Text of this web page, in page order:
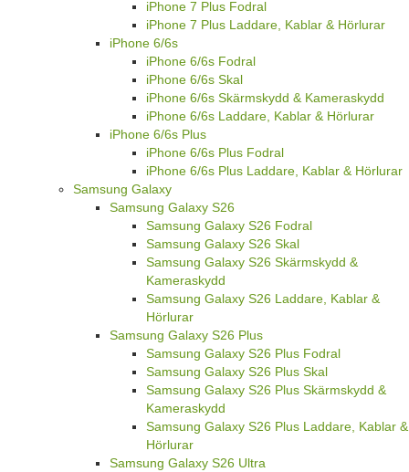
iPhone 7 Plus Fodral
iPhone 7 Plus Laddare, Kablar & Hörlurar
iPhone 6/6s
iPhone 6/6s Fodral
iPhone 6/6s Skal
iPhone 6/6s Skärmskydd & Kameraskydd
iPhone 6/6s Laddare, Kablar & Hörlurar
iPhone 6/6s Plus
iPhone 6/6s Plus Fodral
iPhone 6/6s Plus Laddare, Kablar & Hörlurar
Samsung Galaxy
Samsung Galaxy S26
Samsung Galaxy S26 Fodral
Samsung Galaxy S26 Skal
Samsung Galaxy S26 Skärmskydd &
Kameraskydd
Samsung Galaxy S26 Laddare, Kablar &
Hörlurar
Samsung Galaxy S26 Plus
Samsung Galaxy S26 Plus Fodral
Samsung Galaxy S26 Plus Skal
Samsung Galaxy S26 Plus Skärmskydd &
Kameraskydd
Samsung Galaxy S26 Plus Laddare, Kablar &
Hörlurar
Samsung Galaxy S26 Ultra